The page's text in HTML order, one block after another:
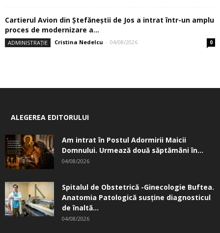
Cartierul Avion din Ştefăneştii de Jos a intrat într-un amplu
proces de modernizare a...
ADMINISTRAȚIE Cristina Nedelcu - 04/08/2026 0
ALEGEREA EDITORULUI
Am intrat în Postul Adormirii Maicii
Domnului. Urmează două săptămâni în...
04/08/2026
Spitalul de Obstetrică -Ginecologie Buftea.
Anatomia Patologică susţine diagnosticul
de înaltă...
04/08/2026